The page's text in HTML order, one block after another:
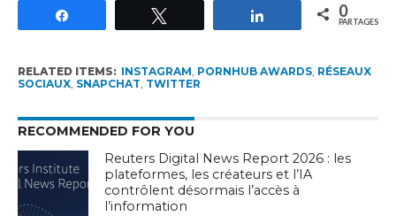
Partagez 0
PARTAGES
RELATED ITEMS: INSTAGRAM, PORNHUB AWARDS, RÉSEAUX
SOCIAUX, SNAPCHAT, TWITTER
RECOMMENDED FOR YOU
Reuters Digital News Report 2026 : les
plateformes, les créateurs et l’IA
contrôlent désormais l’accès à
l’information